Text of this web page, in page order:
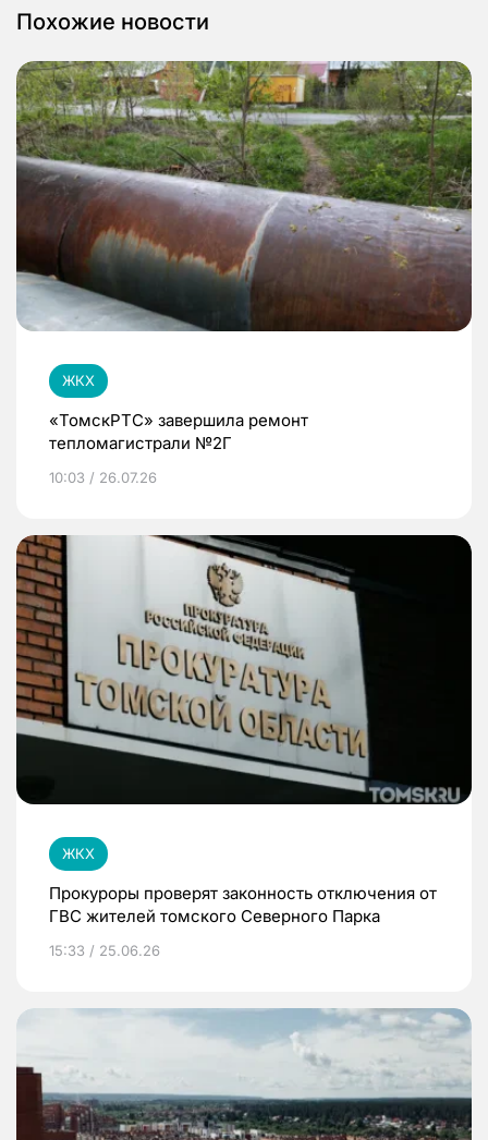
Похожие новости
ЖКХ
«ТомскРТС» завершила ремонт
тепломагистрали №2Г
10:03 / 26.07.26
ЖКХ
Прокуроры проверят законность отключения от
ГВС жителей томского Северного Парка
15:33 / 25.06.26